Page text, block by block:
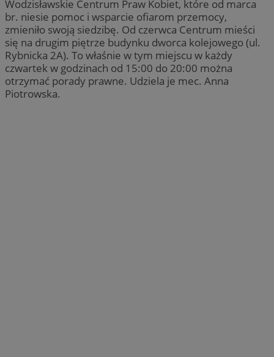
Wodzisławskie Centrum Praw Kobiet, które od marca
br. niesie pomoc i wsparcie ofiarom przemocy,
zmieniło swoją siedzibę. Od czerwca Centrum mieści
się na drugim piętrze budynku dworca kolejowego (ul.
Rybnicka 2A). To właśnie w tym miejscu w każdy
czwartek w godzinach od 15:00 do 20:00 można
otrzymać porady prawne. Udziela je mec. Anna
Piotrowska.